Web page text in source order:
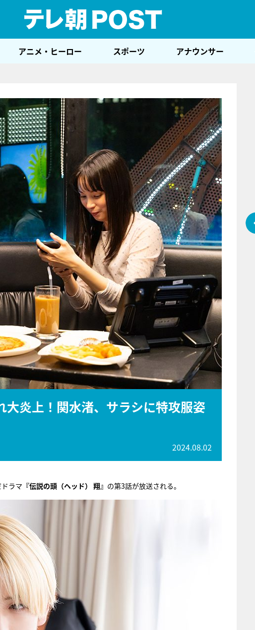
アニメ・ヒーロー スポーツ アナウンサー
炎上！関水渚、サラシに特攻服姿
2024.08.02
ラマ 『伝説の頭（ヘッド） 翔』 の第3話が放送される。
『アイ＝ラブ！げーみんぐ』＝LOV
E齋藤樹愛羅＆佐々木舞香SPインタ
ビュー